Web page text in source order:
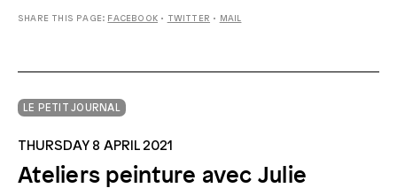
SHARE THIS PAGE: FACEBOOK • TWITTER • MAIL
LE PETIT JOURNAL
THURSDAY 8 APRIL 2021
Ateliers peinture avec Julie